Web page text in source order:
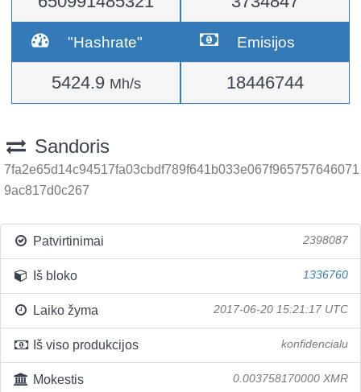
"Hashrate"
5424.9 Mh/s
Emisijos
18446744
Sandoris
7fa2e65d14c94517fa03cbdf789f641b033e067f965757646071
9ac817d0c267
Patvirtinimai 2398087
Iš bloko 1336760
Laiko žyma 2017-06-20 15:21:17 UTC
Iš viso produkcijos konfidencialu
Mokestis 0.003758170000 XMR